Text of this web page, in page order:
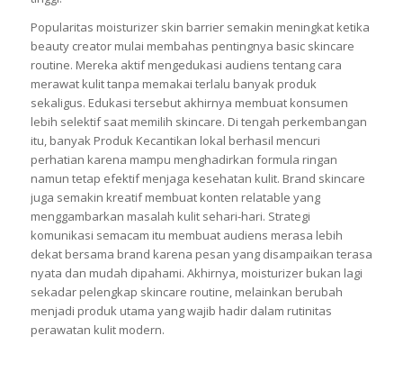
Popularitas moisturizer skin barrier semakin meningkat ketika
beauty creator mulai membahas pentingnya basic skincare
routine. Mereka aktif mengedukasi audiens tentang cara
merawat kulit tanpa memakai terlalu banyak produk
sekaligus. Edukasi tersebut akhirnya membuat konsumen
lebih selektif saat memilih skincare. Di tengah perkembangan
itu, banyak Produk Kecantikan lokal berhasil mencuri
perhatian karena mampu menghadirkan formula ringan
namun tetap efektif menjaga kesehatan kulit. Brand skincare
juga semakin kreatif membuat konten relatable yang
menggambarkan masalah kulit sehari-hari. Strategi
komunikasi semacam itu membuat audiens merasa lebih
dekat bersama brand karena pesan yang disampaikan terasa
nyata dan mudah dipahami. Akhirnya, moisturizer bukan lagi
sekadar pelengkap skincare routine, melainkan berubah
menjadi produk utama yang wajib hadir dalam rutinitas
perawatan kulit modern.